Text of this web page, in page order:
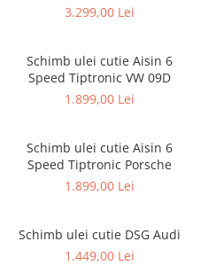
3.299,00 Lei
Schimb ulei cutie Aisin 6
Speed Tiptronic VW 09D
1.899,00 Lei
Schimb ulei cutie Aisin 6
Speed Tiptronic Porsche
1.899,00 Lei
Schimb ulei cutie DSG Audi
1.449,00 Lei